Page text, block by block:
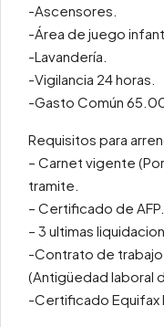
-Ascensores.
-Área de juego
-Lavandería.
-Vigilancia 24 horas.
-Gasto Común
Requisitos para
– Carnet vigente
tramite.
– Certificado de
– 3 ultimas
-Contrato de
(Antigüedad laboral
-Certificado Equifax